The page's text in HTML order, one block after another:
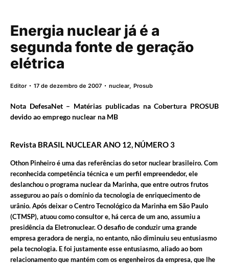
Energia nuclear já é a
segunda fonte de geração
elétrica
Editor 17 de dezembro de 2007 nuclear,Prosub
Nota DefesaNet – Matérias publicadas na Cobertura PROSUB
devido ao emprego nuclear na MB
Revista BRASIL NUCLEAR ANO 12, NÚMERO 3
Othon Pinheiro é uma das referências do setor nuclear brasileiro. Com
reconhecida competência técnica e um perfil empreendedor, ele
deslanchou o programa nuclear da Marinha, que entre outros frutos
assegurou ao país o domínio da tecnologia de enriquecimento de
urânio. Após deixar o Centro Tecnológico da Marinha em São Paulo
(CTMSP), atuou como consultor e, há cerca de um ano, assumiu a
presidência da Eletronuclear. O desafio de conduzir uma grande
empresa geradora de nergia, no entanto, não diminuiu seu entusiasmo
pela tecnologia. E foi justamente esse entusiasmo, aliado ao bom
relacionamento que mantém com os engenheiros da empresa, que lhe